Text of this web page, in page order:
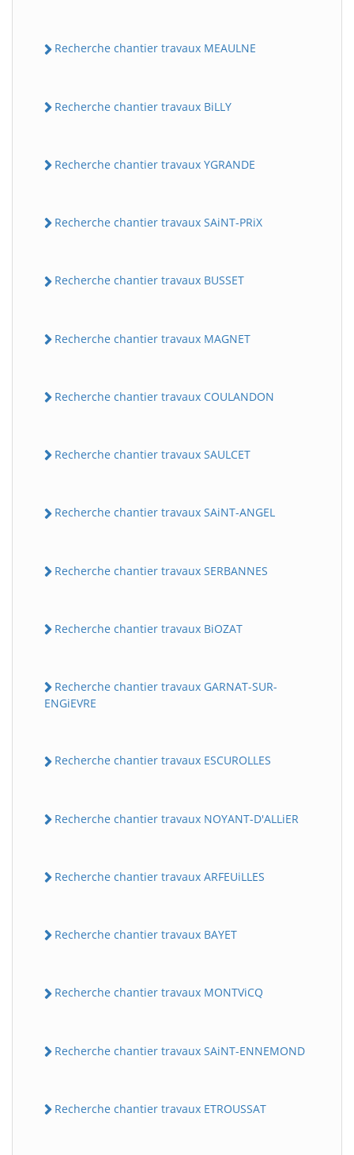
Recherche chantier travaux MEAULNE
Recherche chantier travaux BiLLY
Recherche chantier travaux YGRANDE
Recherche chantier travaux SAiNT-PRiX
Recherche chantier travaux BUSSET
Recherche chantier travaux MAGNET
Recherche chantier travaux COULANDON
Recherche chantier travaux SAULCET
Recherche chantier travaux SAiNT-ANGEL
Recherche chantier travaux SERBANNES
Recherche chantier travaux BiOZAT
Recherche chantier travaux GARNAT-SUR-
ENGiEVRE
Recherche chantier travaux ESCUROLLES
Recherche chantier travaux NOYANT-D'ALLiER
Recherche chantier travaux ARFEUiLLES
Recherche chantier travaux BAYET
Recherche chantier travaux MONTViCQ
Recherche chantier travaux SAiNT-ENNEMOND
Recherche chantier travaux ETROUSSAT
B BatiWebPro